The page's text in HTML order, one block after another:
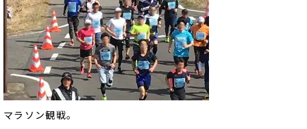
マラソン観戦。